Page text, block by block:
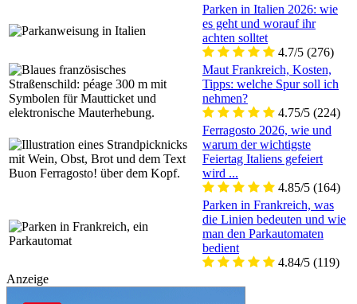
Parken in Italien 2026: wie
es geht und worauf ihr
achten solltet
4.7/5 (276)
Maut Frankreich, Kosten,
Tipps: welche Spur soll ich
nehmen?
4.75/5 (224)
Ferragosto 2026, wie und
warum der wichtigste
Feiertag Italiens gefeiert
wird ...
4.85/5 (164)
Parken in Frankreich, was
die Linien bedeuten und wie
man den Parkautomaten
bedient
4.84/5 (119)
Anzeige